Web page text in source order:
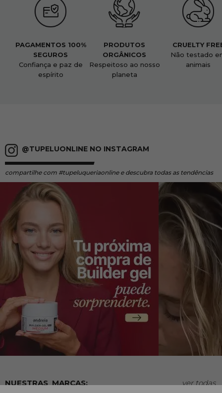
PAGAMENTOS 100%
SEGUROS
Confiança e paz de
espírito
PRODUTOS
ORGÂNICOS
Respeitoso ao nosso
planeta
CRUELTY
Não testado
animais
@TUPELUONLINE NO INSTAGRAM
compartilhe com #tupeluqueriaonline e descubra todas as tendências
MARCAS: ver todas